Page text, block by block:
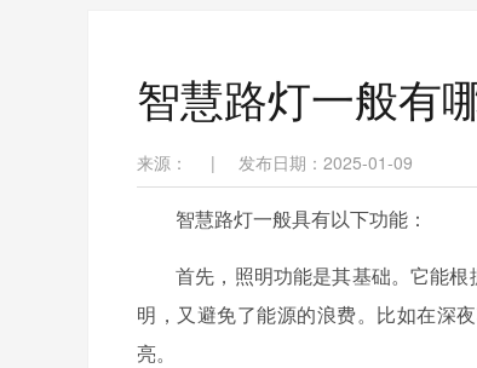
智慧路灯一般有
来源： | 发布日期：2025-01-09
智慧路灯一般具有以下功能：
首先，照明功能是其基础。它能
明，又避免了能源的浪费。比如在深
亮。